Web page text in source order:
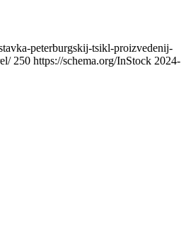
peterburgskij-tsikl-proizvedenij-
250 https://schema.org/InStock 2024-